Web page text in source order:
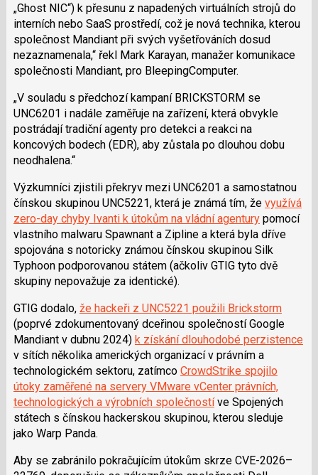
„Ghost NIC“) k přesunu z napadených virtuálních strojů do
interních nebo SaaS prostředí, což je nová technika, kterou
společnost Mandiant při svých vyšetřováních dosud
nezaznamenala,“ řekl Mark Karayan, manažer komunikace
společnosti Mandiant, pro BleepingComputer.
„V souladu s předchozí kampaní BRICKSTORM se
UNC6201 i nadále zaměřuje na zařízení, která obvykle
postrádají tradiční agenty pro detekci a reakci na
koncových bodech (EDR), aby zůstala po dlouhou dobu
neodhalena.“
Výzkumníci zjistili překryv mezi UNC6201 a samostatnou
čínskou skupinou UNC5221, která je známá tím, že využívá
zero-day chyby Ivanti k útokům na vládní agenturypomocí
vlastního malwaru Spawnant a Zipline a která byla dříve
spojována s notoricky známou čínskou skupinou Silk
Typhoon podporovanou státem (ačkoliv GTIG tyto dvě
skupiny nepovažuje za identické).
GTIG dodalo, že hackeři z UNC5221 použili Brickstorm
(poprvé zdokumentovaný dceřinou společností Google
Mandiant v dubnu 2024) k získání dlouhodobé perzistence
v sítích několika amerických organizací v právním a
technologickém sektoru, zatímco CrowdStrike spojilo
útoky zaměřené na servery VMware vCenter právních,
technologických a výrobních společnostíve Spojených
státech s čínskou hackerskou skupinou, kterou sleduje
jako Warp Panda.
Aby se zabránilo pokračujícím útokům skrze CVE-2026–